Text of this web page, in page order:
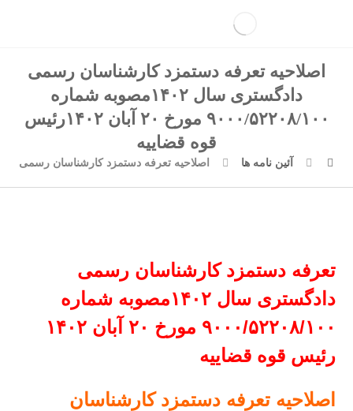
اصلاحیه تعرفه دستمزد کارشناسان رسمی
دادگستری سال ۱۴۰۲مصوبه شماره
۹۰۰۰/۵۲۲۰۸/۱۰۰ مورخ ۲۰ آبان ۱۴۰۲رئیس
قوه قضاییه
آئین نامه ها اصلاحیه تعرفه دستمزد کارشناسان رسمی دادگستری سال ۱۴۰۲مصوبه شماره ۹۰۰۰/۵۲۲۰۸/۱۰۰ مورخ
تعرفه دستمزد کارشناسان رسمی
دادگستری سال ۱۴۰۲مصوبه شماره
۹۰۰۰/۵۲۲۰۸/۱۰۰ مورخ ۲۰ آبان ۱۴۰۲
رئیس قوه قضاییه
اصلاحیه تعرفه دستمزد کارشناسان